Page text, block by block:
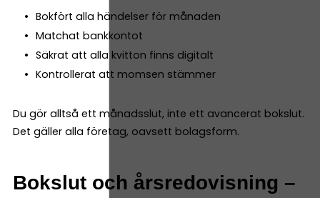
Bokfört alla händelser för månaden
Matchat bankkontot
Säkrat att alla kvitton finns digitalt
Kontrollerat att momsen stämmer
Du gör alltså ett månadsslut, inte ett avancerat bokslut.
Det gäller alla företag, oavsett bolagsform.
Bokslut och årsredovisning –